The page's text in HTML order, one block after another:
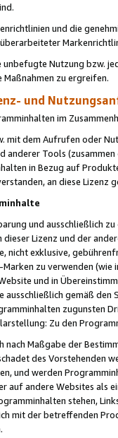
und die
unbefugte Nutzung bzw.
Maßnahmen zu ergreifen.
und
im
mit dem Aufrufen oder
Tools (zusammen
in Bezug auf
an diese Lizenz
und ausschließlich
Lizenz und der
exklusive,
zu verwenden
und in
gemäß
zugunsten
Zu den
nach Maßgabe der
des Vorstehenden
und werden
auf andere Websites als
stehen,
mit der betreffenden